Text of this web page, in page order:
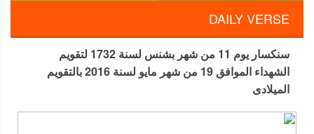
DAILY VERSE
سنكسار يوم 11 من شهر بشنس لسنة 1732 لتقويم
الشهداء الموافق 19 من شهر مايو لسنة 2016 بالتقويم
الميلادى